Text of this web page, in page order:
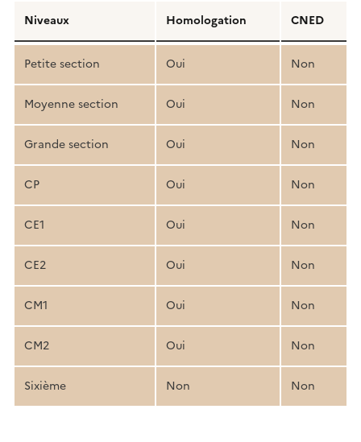
de
la
structure
pédagogique
Niveaux Homologation CNED
Petite section Oui Non
Moyenne section Oui Non
Grande section Oui Non
CP Oui Non
CE1 Oui Non
CE2 Oui Non
CM1 Oui Non
CM2 Oui Non
Sixième Non Non